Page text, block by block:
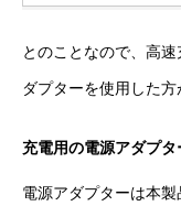
とのことなので、高
ダプターを使用した方
充電用の電源アダプタ
電源アダプターは本